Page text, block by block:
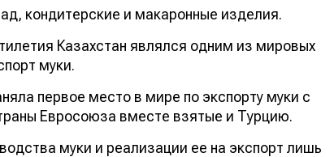
кондитерские и макаронные изделия.
Казахстан являлся одним из мировых
муки.
первое место в мире по экспорту муки с
Евросоюза вместе взятые и Турцию.
муки и реализации ее на экспорт лишь